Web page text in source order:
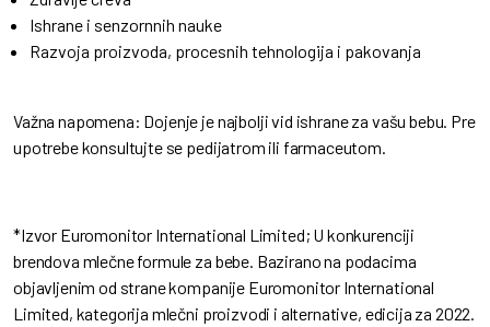
Ishrane i senzornnih nauke
Razvoja proizvoda, procesnih tehnologija i pakovanja
Važna napomena: Dojenje je najbolji vid ishrane za vašu bebu. Pre
upotrebe konsultujte se pedijatrom ili farmaceutom.
*Izvor Euromonitor International Limited; U konkurenciji
brendova mlečne formule za bebe. Bazirano na podacima
objavljenim od strane kompanije Euromonitor International
Limited, kategorija mlečni proizvodi i alternative, edicija za 2022.